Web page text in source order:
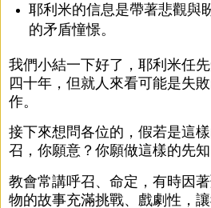
耶利米的信息是帶著悲觀與
的矛盾憧憬。
我們小結一下好了，耶利米任
四十年，但就人來看可能是失
作。
接下來想問各位的，假若是這
召，你願意？你願做這樣的先知
教會常講呼召、命定，有時因
物的故事充滿挑戰、戲劇性，